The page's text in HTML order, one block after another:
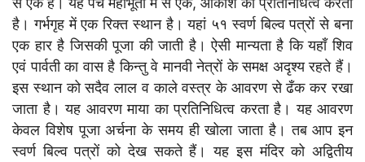
है। गर्भगृह में एक रिक्त स्थान है। यहां ५१ स्वर्ण बिल्व पत्रों से बना
एक हार है जिसकी पूजा की जाती है। ऐसी मान्यता है कि यहाँ शिव
एवं पार्वती का वास है किन्तु वे मानवी नेत्रों के समक्ष अदृश्य रहते हैं।
इस स्थान को सदैव लाल व काले वस्त्र के आवरण से ढँक कर रखा
जाता है। यह आवरण माया का प्रतिनिधित्व करता है। यह आवरण
केवल विशेष पूजा अर्चना के समय ही खोला जाता है। तब आप इन
स्वर्ण बिल्व पत्रों को देख सकते हैं। यह इस मंदिर को अद्वितीय